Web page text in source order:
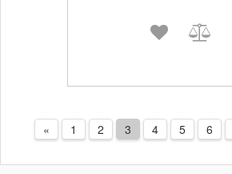
« 1 2 3 4 5 6